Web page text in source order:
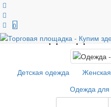
0 Одежда -
Детская одежда
Одежда